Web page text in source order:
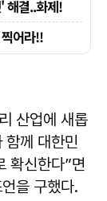
산업에 새롭
함께 대한민
확신한다”면
을 구했다.